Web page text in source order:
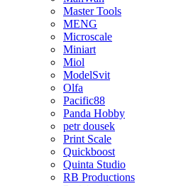
Master Tools
MENG
Microscale
Miniart
Miol
ModelSvit
Olfa
Pacific88
Panda Hobby
petr dousek
Print Scale
Quickboost
Quinta Studio
RB Productions